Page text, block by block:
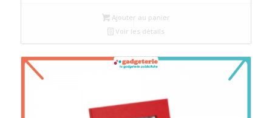
Ajouter au panier
Voir les détails